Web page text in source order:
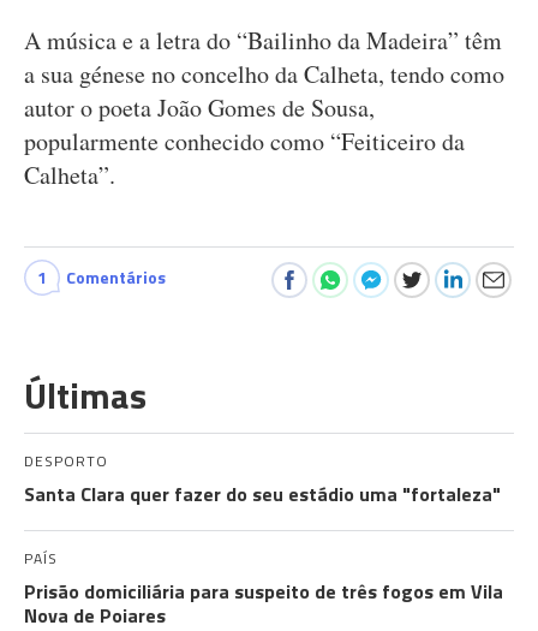
A música e a letra do “Bailinho da Madeira” têm
a sua génese no concelho da Calheta, tendo como
autor o poeta João Gomes de Sousa,
popularmente conhecido como “Feiticeiro da
Calheta”.
1 Comentários
Últimas
DESPORTO
Santa Clara quer fazer do seu estádio uma "fortaleza"
PAÍS
Prisão domiciliária para suspeito de três fogos em Vila
Nova de Poiares